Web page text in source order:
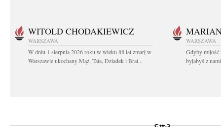
WITOLD CHODAKIEWICZ
WARSZAWA
W dniu 1 sierpnia 2026 roku w wieku 88 lat zmarł w
Warszawie ukochany Mąż, Tata, Dziadek i Brat...
WARSZAWA
Gdyby miłość
byłabyś z